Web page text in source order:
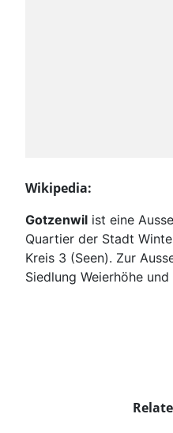
Wikipedia:
Gotzenwil ist eine
Quartier der Stadt
Kreis 3 (Seen). Zur
Siedlung Weierhöhe